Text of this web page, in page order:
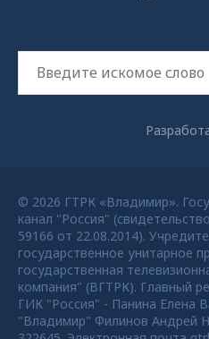
© 2026 ГТРК «Владимир».
канал "Россия"
59166 от 22.08.2014).
государственное унитарное
государственная
компания" (ВГТРК). Главный
ГИК "Россия" - Панина Елена
"Владимир" Филинов Андрей